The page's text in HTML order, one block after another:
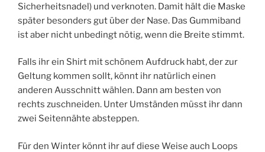
Sicherheitsnadel) und verknoten. Damit hält die Maske
später besonders gut über der Nase. Das Gummiband
ist aber nicht unbedingt nötig, wenn die Breite stimmt.
Falls ihr ein Shirt mit schönem Aufdruck habt, der zur
Geltung kommen sollt, könnt ihr natürlich einen
anderen Ausschnitt wählen. Dann am besten von
rechts zuschneiden. Unter Umständen müsst ihr dann
zwei Seitennähte absteppen.
Für den Winter könnt ihr auf diese Weise auch Loops